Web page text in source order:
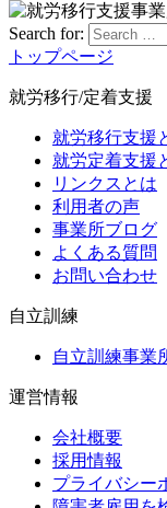
Search for:
トップページ
就労移行/定着支援
就労移行支援
就労定着支援
リンクスとは
利用者の声
事業所ブログ
よくある質問
お問い合わせ
自立訓練
自立訓練事業
運営情報
会社概要
採用情報
プライバシー